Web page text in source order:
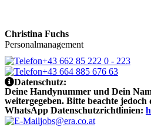
Christina Fuchs
Personalmanagement
+43 662 85 222 0 - 223
+43 664 885 676 63
Datenschutz:
Deine Handynummer und Dein
weitergegeben. Bitte beachte
WhatsApp Datenschutzrichtlinien:
jobs@era.co.at